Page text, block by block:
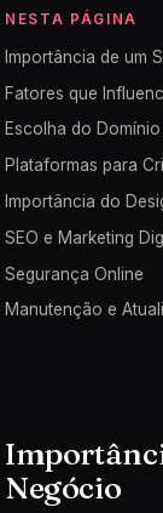
NESTA PÁGINA
Importância de um
Fatores que
Escolha do
Plataformas para
Importância do
SEO e Marketing
Segurança Online
Manutenção e
Negócio